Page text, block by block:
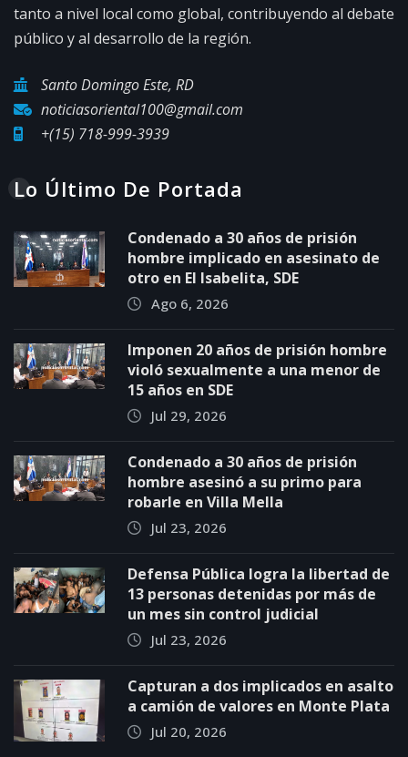
tanto a nivel local como global, contribuyendo al debate
público y al desarrollo de la región.
Santo Domingo Este, RD
noticiasoriental100@gmail.com
+(15) 718-999-3939
Lo Último De Portada
Condenado a 30 años de prisión
hombre implicado en asesinato de
otro en El Isabelita, SDE
Ago 6, 2026
Imponen 20 años de prisión hombre
violó sexualmente a una menor de
15 años en SDE
Jul 29, 2026
Condenado a 30 años de prisión
hombre asesinó a su primo para
robarle en Villa Mella
Jul 23, 2026
Defensa Pública logra la libertad de
13 personas detenidas por más de
un mes sin control judicial
Jul 23, 2026
Capturan a dos implicados en asalto
a camión de valores en Monte Plata
Jul 20, 2026